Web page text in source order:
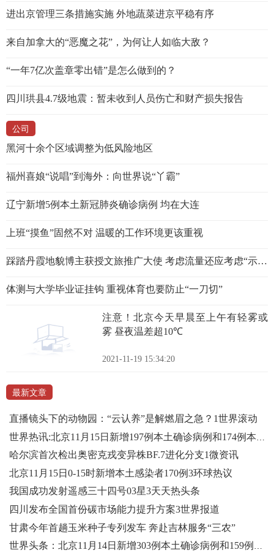
进出京管理三条措施实施 外地蔬菜进京平稳有序
来自加拿大的“恶魔之花”，为何让人如临大敌？
“一年7亿次盖章零出错”是怎么做到的？
四川珙县4.7级地震：暂未收到人员伤亡和财产损失报告
公司
黑河十余个区域调整为低风险地区
福州喜娘“说唱”到海外：向世界说“丫霸”
辽宁新增5例本土新冠肺炎确诊病例 均在大连
上班“摸鱼”固然不对 温暖的工作环境更该重视
踩踏丹霞地貌博主获授文旅推广大使 考虑流量还应考虑“示范效应”
体测与大学毕业证挂钩 重视体育也要防止“一刀切”
注意！北京今天早晨至上午有轻雾或
雾 昼夜温差超10℃
2021-11-19 15:34:20
最新文章
直播镜头下的动物园：“云认养”是解燃眉之急？1世界滚动
哈尔滨首次检出奥密克戎变异株BF.7进化分支1微资讯
北京11月15日0-15时新增本土感染者170例3环球热议
我国成功发射遥感三十四号03星3天天热头条
四川发布全国首份碳市场能力提升方案3世界报道
甘肃今年首趟玉米种子专列发车 奔赴吉林服务“三农”
世界头条：北京11月14日新增303例本土确诊病例和159例本土无症状感染者